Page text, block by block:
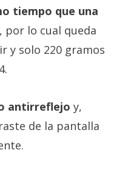
tiempo que una
por lo cual queda
y solo 220 gramos
antirreflejo y,
de la pantalla